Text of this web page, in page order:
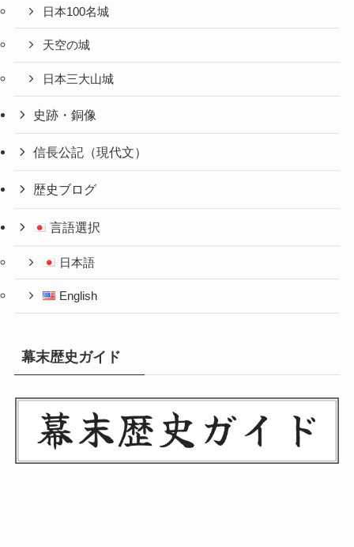
日本100名城
天空の城
日本三大山城
史跡・銅像
信長公記（現代文）
歴史ブログ
言語選択
日本語
English
幕末歴史ガイド